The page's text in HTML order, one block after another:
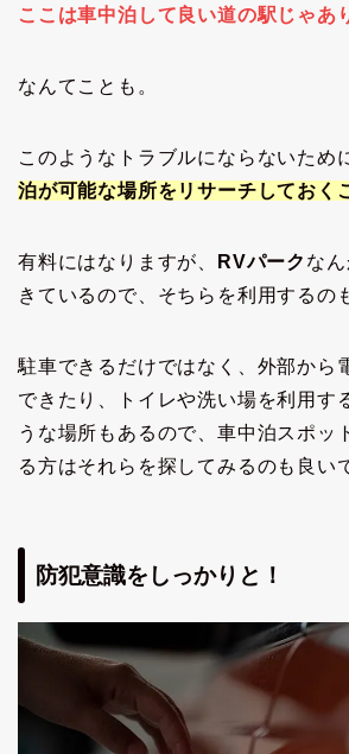
ここは車中泊して良い道の駅じゃあ
なんてことも。
このようなトラブルにならないため
泊が可能な場所をリサーチしておく
有料にはなりますが、 RVパーク な
きているので、そちらを利用するの
駐車できるだけではなく、外部から
できたり、トイレや洗い場を利用す
うな場所もあるので、車中泊スポッ
る方はそれらを探してみるのも良い
防犯意識をしっかりと！